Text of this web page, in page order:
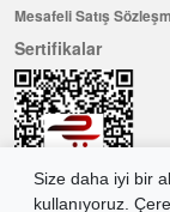
Size daha iyi bir
kullanıyoruz.
Mesafeli Satış
Sertifikalar